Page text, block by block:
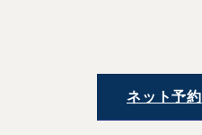
ネット予約